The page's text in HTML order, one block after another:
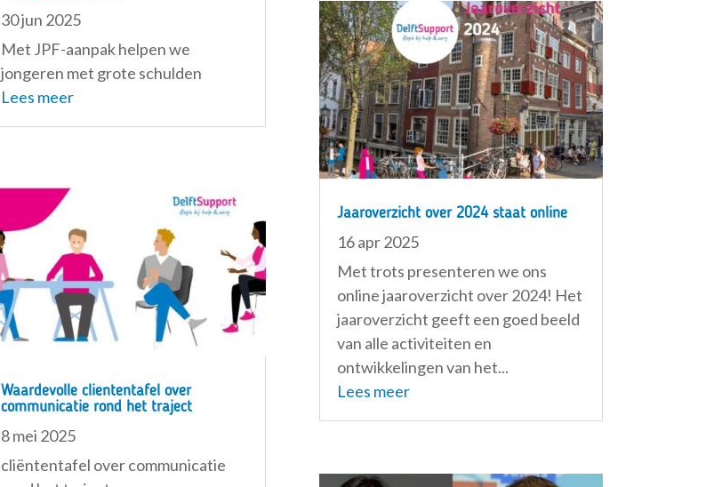
30 jun 2025
Met JPF-aanpak helpen we
jongeren met grote schulden
Lees meer
Waardevolle cliëntentafel over
communicatie rond het traject
8 mei 2025
cliëntentafel over communicatie
Jaaroverzicht over 2024 staat online
16 apr 2025
Met trots presenteren we ons
online jaaroverzicht over 2024! Het
jaaroverzicht geeft een goed beeld
van alle activiteiten en
ontwikkelingen van het...
Lees meer